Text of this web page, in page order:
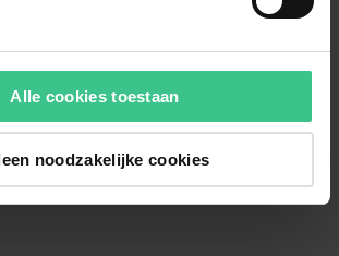
Alle cookies toestaan
noodzakelijke cookies